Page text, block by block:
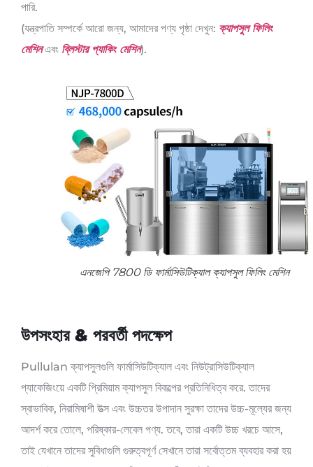
পারি.
(যন্ত্রপাতি সম্পর্কে আরো জন্য, আমাদের পণ্য পৃষ্ঠা দেখুন: ক্যাপসুল ফিলিং
মেশিনএবং ব্লিস্টার প্যাকিং মেশিন).
এনজেপি 7800 ডি ফার্মাসিউটিক্যাল ক্যাপসুল ফিলিং মেশিন
উপসংহার & পরবর্তী পদক্ষেপ
Pullulan ক্যাপসুলগুলি ফার্মাসিউটিক্যাল এবং নিউট্রাসিউটিক্যাল
প্যাকেজিংয়ে একটি প্রিমিয়াম ক্যাপসুল বিকল্পের প্রতিনিধিত্ব করে. তাদের
স্বাভাবিক, নিরামিষাশী উত্স এবং উচ্চতর উপাদান সুরক্ষা তাদের উচ্চ-মূল্যের জন্য
আদর্শ করে তোলে, পরিষ্কার-লেবেল পণ্য. তবে, তারা একটি উচ্চ খরচে আসে,
তাই যেখানে তাদের সুবিধাগুলি গুরুত্বপূর্ণ সেখানে তারা সর্বোত্তম ব্যবহার করা হয়